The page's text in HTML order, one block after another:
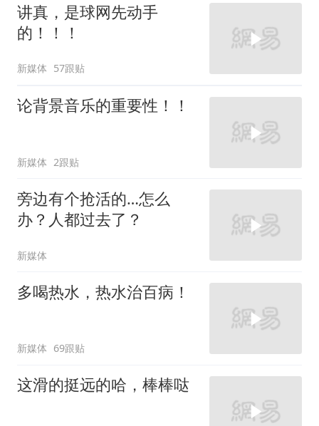
讲真，是球网先动手
的！！！
新媒体 57跟贴
论背景音乐的重要性！！
新媒体 2跟贴
旁边有个抢活的…怎么
办？人都过去了？
新媒体
多喝热水，热水治百病！
新媒体 69跟贴
这滑的挺远的哈，棒棒哒